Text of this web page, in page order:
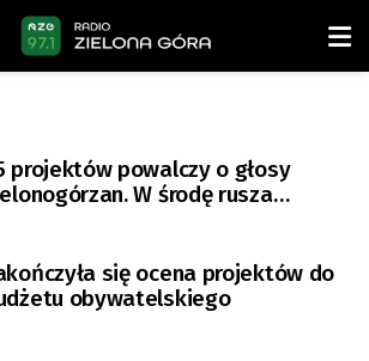
projektów powalczy o głosy
W środę rusza
się ocena projektów do
obywatelskiego